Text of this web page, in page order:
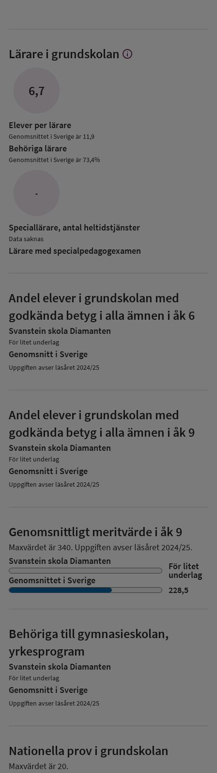
Lärare i grundskolan Visa
info
6,7
Elever per lärare
Genomsnittet i Sverige är 11,9
Behöriga lärare
Genomsnittet i Sverige är 73,4%
-
Speciallärare, antal heltidstjänster
Data saknas
Lärare med specialpedagog­examen
Andel elever i grundskolan med
godkända betyg i alla ämnen i åk 6
Svanstein skola Diamanten
För litet underlag
Genomsnitt i Sverige
Uppgiften avser läsåret 2024/25
Andel elever i grundskolan med
godkända betyg i alla ämnen i åk 9
Svanstein skola Diamanten
För litet underlag
Genomsnitt i Sverige
Uppgiften avser läsåret 2024/25
Genomsnittligt meritvärde i åk 9
Maxvärdet är 340. Uppgiften avser läsåret 2024/25.
Svanstein skola Diamanten
För litet
underlag
Genomsnittet i Sverige
228,5
Behöriga till gymnasieskolan,
yrkesprogram
Svanstein skola Diamanten
För litet underlag
Genomsnitt i Sverige
Uppgiften avser läsåret 2024/25
Nationella prov i grundskolan
Maxvärdet är 20.